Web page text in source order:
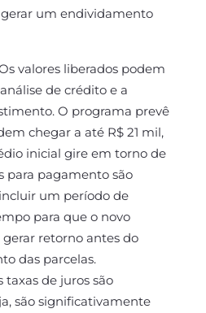
um endividamento
valores liberados podem
de crédito e a
O programa prevê
chegar a até R$ 21 mil,
inicial gire em torno de
para pagamento são
um período de
para que o novo
retorno antes do
das parcelas.
taxas de juros são
são significativamente